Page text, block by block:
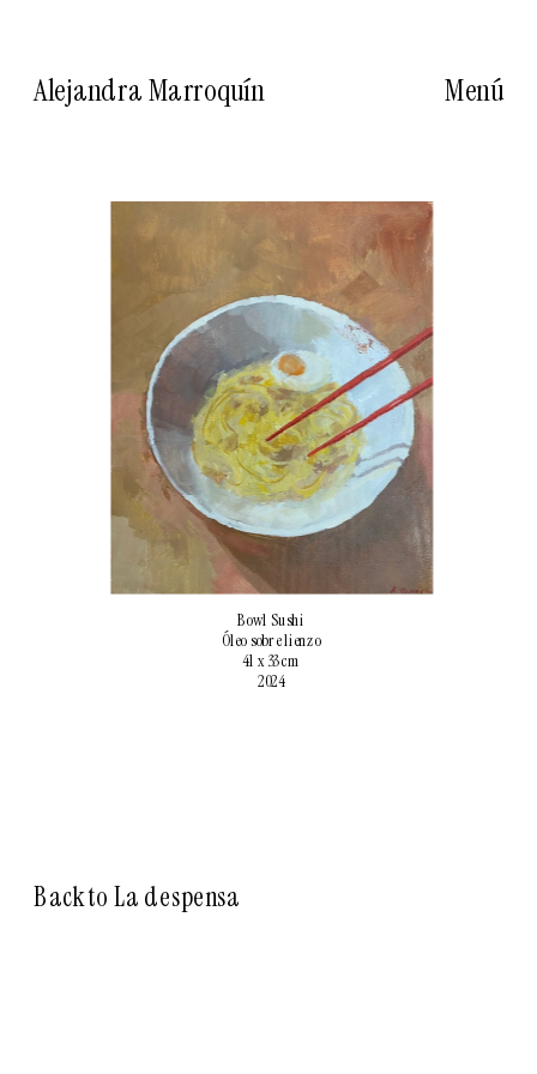
Menú
Bowl Sushi
Óleo sobre lienzo
41 x 33 cm
2024
Back to La despensa
Alejandra Marroquín